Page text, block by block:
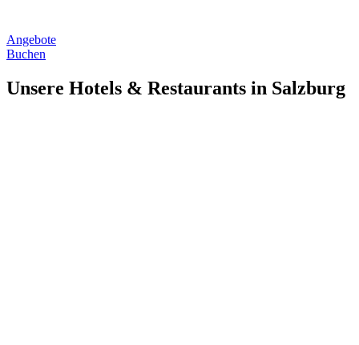
Angebote
Buchen
Unsere Hotels & Restaurants in Salzburg